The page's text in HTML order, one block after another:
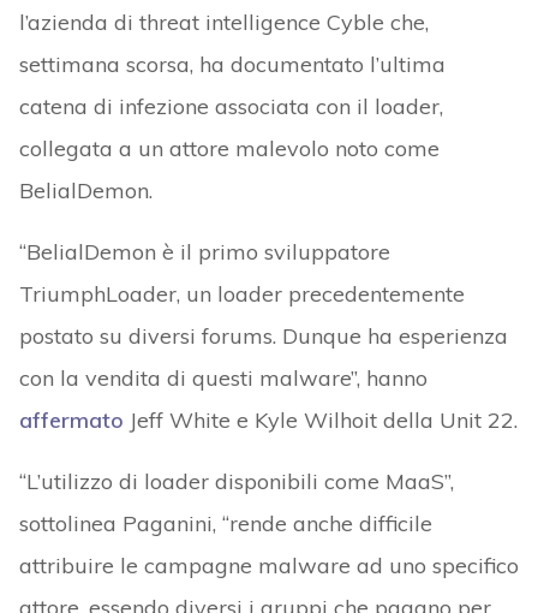
l’azienda di threat intelligence Cyble che,
settimana scorsa, ha documentato l’ultima
catena di infezione associata con il loader,
collegata a un attore malevolo noto come
BelialDemon.
“BelialDemon è il primo sviluppatore
TriumphLoader, un loader precedentemente
postato su diversi forums. Dunque ha esperienza
con la vendita di questi malware”, hanno
affermato Jeff White e Kyle Wilhoit della Unit 22.
“L’utilizzo di loader disponibili come MaaS”,
sottolinea Paganini, “rende anche difficile
attribuire le campagne malware ad uno specifico